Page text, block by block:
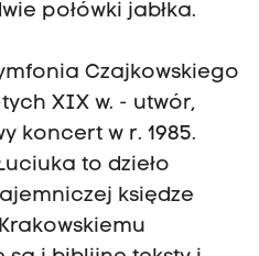
połówki jabłka.
Czajkowskiego
XIX w. - utwór,
koncert w r. 1985.
to dzieło
księdze